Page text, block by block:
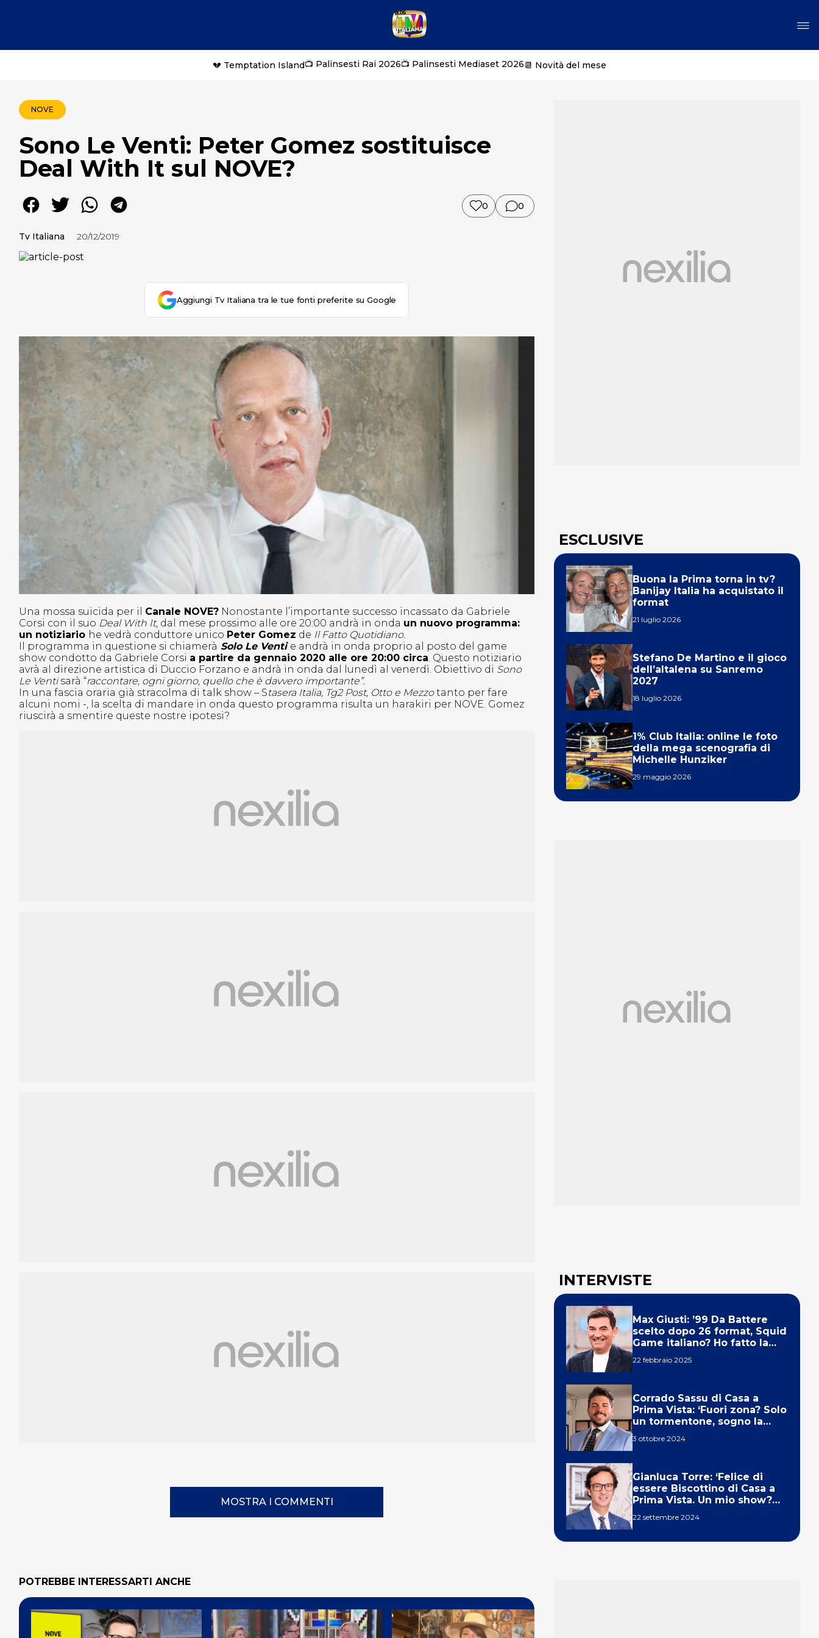
💔 Temptation Island📺 Palinsesti Rai 2026📺 Palinsesti Mediaset 2026📆 Novità del mese
NOVE
Sono Le Venti: Peter Gomez sostituisce
Deal With It sul NOVE?
0 0
Tv Italiana 20/12/2019
Aggiungi Tv Italiana tra le tue fonti preferite su Google
Una mossa suicida per il Canale NOVE? Nonostante l’importante successo incassato da Gabriele
Corsi con il suo Deal With It, dal mese prossimo alle ore 20:00 andrà in onda un nuovo programma:
un notiziario he vedrà conduttore unico Peter Gomez de Il Fatto Quotidiano.
Il programma in questione si chiamerà Solo Le Venti e andrà in onda proprio al posto del game
show condotto da Gabriele Corsi a partire da gennaio 2020 alle ore 20:00 circa. Questo notiziario
avrà al direzione artistica di Duccio Forzano e andrà in onda dal lunedì al venerdì. Obiettivo di Sono
Le Ventisarà “raccontare, ogni giorno, quello che è davvero importante”.
In una fascia oraria già stracolma di talk show – Stasera Italia, Tg2 Post, Otto e Mezzotanto per fare
alcuni nomi -, la scelta di mandare in onda questo programma risulta un harakiri per NOVE. Gomez
riuscirà a smentire queste nostre ipotesi?
MOSTRA I COMMENTI
POTREBBE INTERESSARTI ANCHE
ESCLUSIVE
Buona la Prima torna in tv?
Banijay Italia ha acquistato il
format
21 luglio 2026
Stefano De Martino e il gioco
dell’altalena su Sanremo
2027
18 luglio 2026
1% Club Italia: online le foto
della mega scenografia di
Michelle Hunziker
29 maggio 2026
INTERVISTE
Max Giusti: ’99 Da Battere
scelto dopo 26 format, Squid
Game italiano? Ho fatto la
22 febbraio 2025
Corrado Sassu di Casa a
Prima Vista: ‘Fuori zona? Solo
un tormentone, sogno la
3 ottobre 2024
Gianluca Torre: ‘Felice di
essere Biscottino di Casa a
Prima Vista. Un mio show?
22 settembre 2024